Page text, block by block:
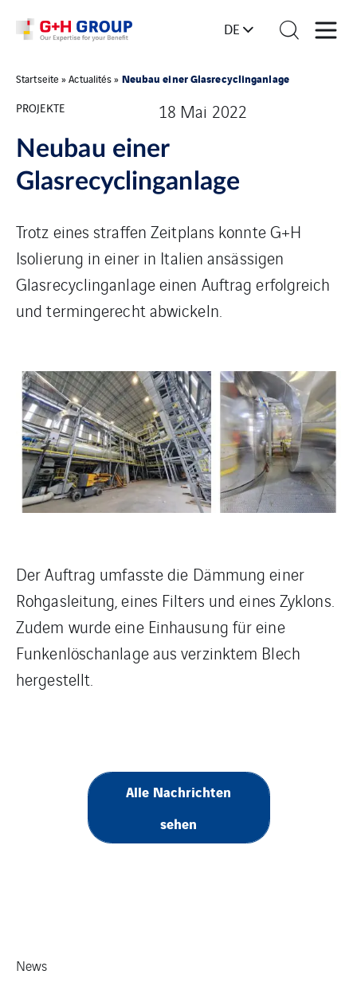
DE
Startseite »Actualités» Neubau einer Glasrecyclinganlage
PROJEKTE
18 Mai 2022
Neubau einer
Glasrecyclinganlage
Trotz eines straffen Zeitplans konnte G+H
Isolierung in einer in Italien ansässigen
Glasrecyclinganlage einen Auftrag erfolgreich
und termingerecht abwickeln.
Der Auftrag umfasste die Dämmung einer
Rohgasleitung, eines Filters und eines Zyklons.
Zudem wurde eine Einhausung für eine
Funkenlöschanlage aus verzinktem Blech
hergestellt.
Alle Nachrichten
sehen
News